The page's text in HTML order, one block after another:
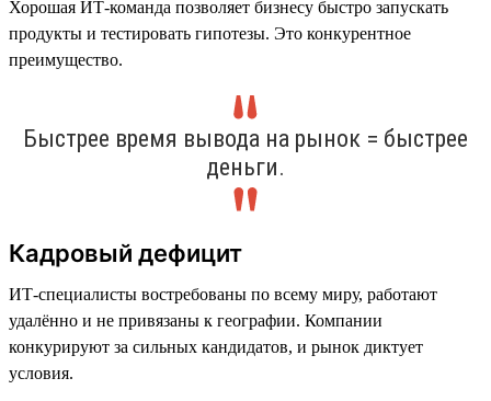
Хорошая ИТ-команда позволяет бизнесу быстро запускать
продукты и тестировать гипотезы. Это конкурентное
преимущество.
Быстрее время вывода на рынок = быстрее
деньги.
Кадровый дефицит
ИТ-специалисты востребованы по всему миру, работают
удалённо и не привязаны к географии. Компании
конкурируют за сильных кандидатов, и рынок диктует
условия.